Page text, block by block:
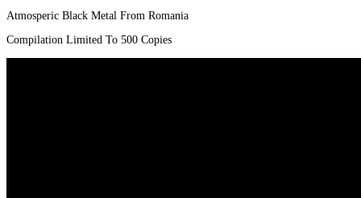
Atmosperic Black Metal From Romania
Compilation Limited To 500 Copies